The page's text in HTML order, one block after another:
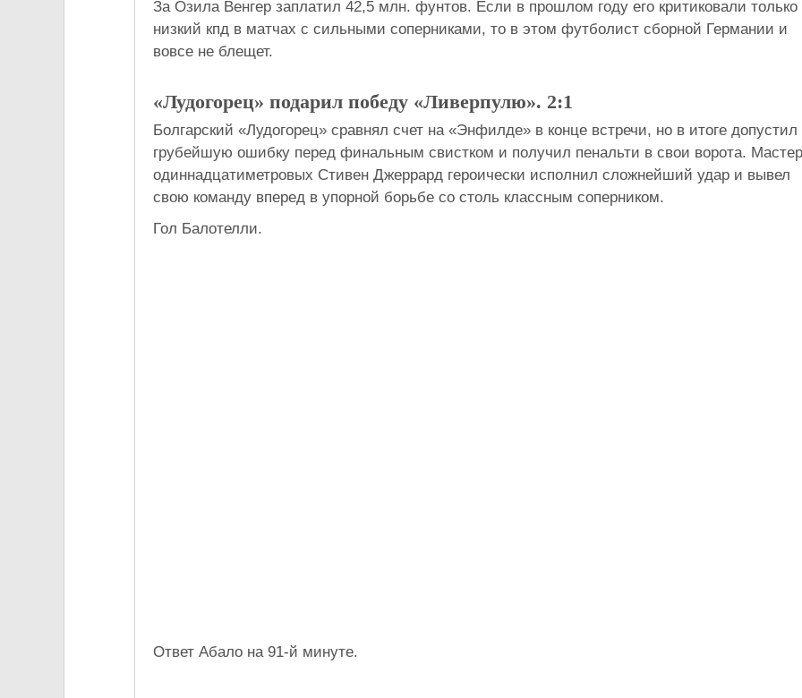
За Озила Венгер заплатил 42,5 млн. фунтов. Если в прошлом году его критиковали только
низкий кпд в матчах с сильными соперниками, то в этом футболист сборной Германии и
вовсе не блещет.
«Лудогорец» подарил победу «Ливерпулю». 2:1
Болгарский «Лудогорец» сравнял счет на «Энфилде» в конце встречи, но в итоге допустил
грубейшую ошибку перед финальным свистком и получил пенальти в свои ворота. Мастер
одиннадцатиметровых Стивен Джеррард героически исполнил сложнейший удар и вывел
свою команду вперед в упорной борьбе со столь классным соперником.
Гол Балотелли.
Ответ Абало на 91-й минуте.